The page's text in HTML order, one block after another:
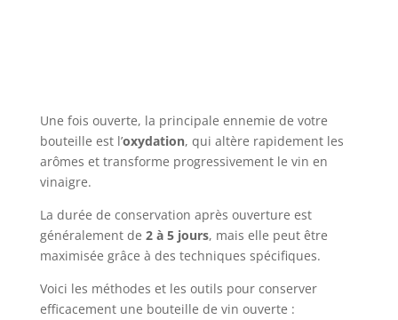
Une fois ouverte, la principale ennemie de votre
bouteille est l’oxydation, qui altère rapidement les
arômes et transforme progressivement le vin en
vinaigre.
La durée de conservation après ouverture est
généralement de 2 à 5 jours, mais elle peut être
maximisée grâce à des techniques spécifiques.
Voici les méthodes et les outils pour conserver
efficacement une bouteille de vin ouverte :